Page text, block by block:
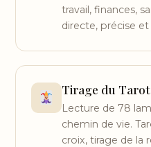
travail, finances,
directe, précise
Tirage du
Lecture de 78
chemin de vie.
croix, tirage de la